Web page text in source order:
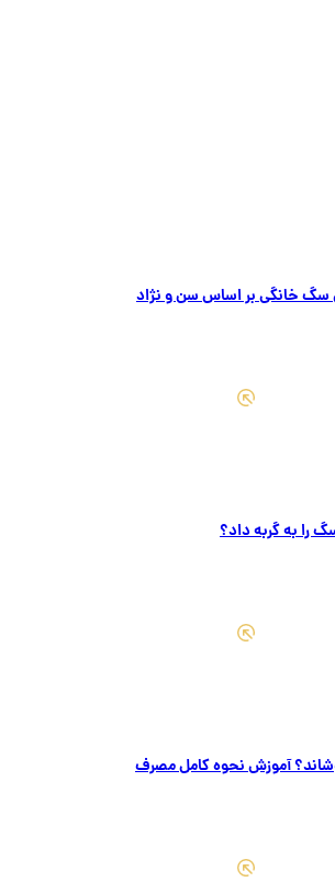
سگ خانگی بر اساس سن و نژاد
را به گربه داد؟
آموزش نحوه کامل مصرف